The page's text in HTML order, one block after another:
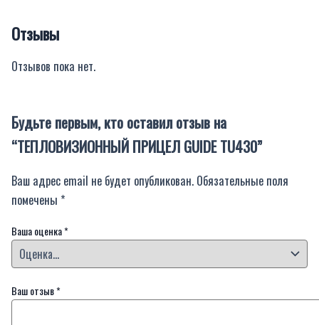
Отзывы
Отзывов пока нет.
Будьте первым, кто оставил отзыв на
“ТЕПЛОВИЗИОННЫЙ ПРИЦЕЛ GUIDE TU430”
Ваш адрес email не будет опубликован. Обязательные поля
помечены *
Ваша оценка*
Ваш отзыв*